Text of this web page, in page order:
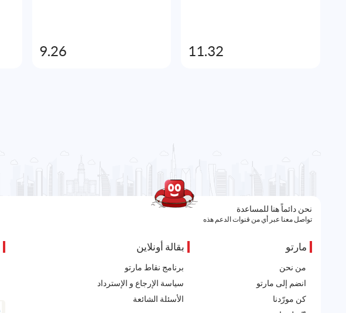
11.32
9.26
نحن دائماً هنا للمساعدة
تواصل معنا عبر أي من قنوات الدعم هذه
مارتو
من نحن
انضم إلى مارتو
كن مورّدنا
بقالة أونلاين
برنامج نقاط مارتو
سياسة الإرجاع و الإسترداد
الأسئلة الشائعة